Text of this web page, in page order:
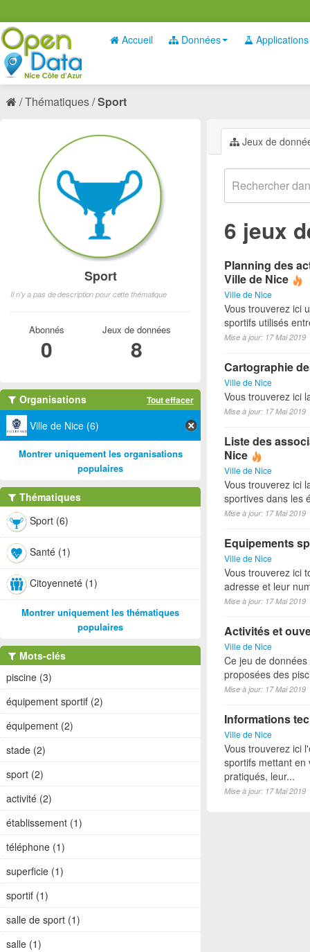
Accueil Données Applications
Thématiques Sport
Jeux de
6 jeux
Planning des
Ville de Nice
Ville de Nice
Vous trouverez ici
sportifs utilisés
Mise à jour: 17 Mai 2019
Cartographie
Ville de Nice
Vous trouverez ici
Mise à jour: 17 Mai 2019
Liste des
Nice
Ville de Nice
Vous trouverez ici
sportives dans les
Mise à jour: 17 Mai 2019
Equipements
Ville de Nice
Vous trouverez ici
adresse et leur
Mise à jour: 17 Mai 2019
Activités et
Ville de Nice
Ce jeu de
proposées des
Mise à jour: 17 Mai 2019
Informations
Ville de Nice
Vous trouverez ici
sportifs mettant en
pratiqués, leur...
Mise à jour: 17 Mai 2019
Sport
Il n'y a pas de description pour cette thématique
Abonnés
0
Jeux de données
8
Organisations Tout effacer
Ville de Nice (6)
Montrer uniquement les organisations
populaires
Thématiques
Sport (6)
Santé (1)
Citoyenneté (1)
Montrer uniquement les thématiques
populaires
Mots-clés
piscine (3)
équipement sportif (2)
équipement (2)
stade (2)
sport (2)
activité (2)
établissement (1)
téléphone (1)
superficie (1)
sportif (1)
salle de sport (1)
salle (1)